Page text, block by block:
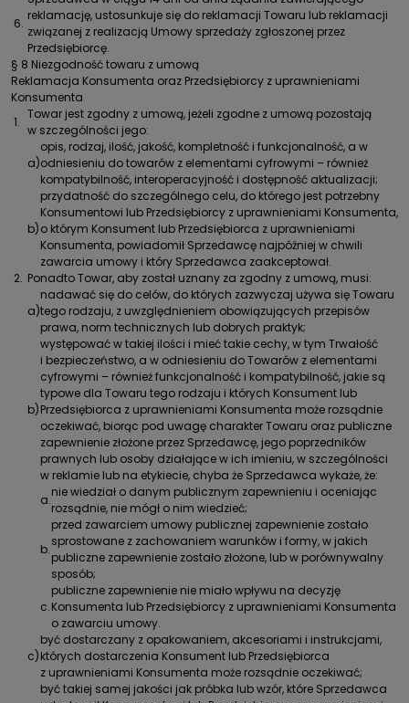
6.
reklamację, ustosunkuje się do reklamacji Towaru lub reklamacji
związanej z realizacją Umowy sprzedaży zgłoszonej przez
Przedsiębiorcę.
§ 8 Niezgodność towaru z umową
Reklamacja Konsumenta oraz Przedsiębiorcy z uprawnieniami
Konsumenta
1.
Towar jest zgodny z umową, jeżeli zgodne z umową pozostają
w szczególności jego:
a)
opis, rodzaj, ilość, jakość, kompletność i funkcjonalność, a w
odniesieniu do towarów z elementami cyfrowymi – również
kompatybilność, interoperacyjność i dostępność aktualizacji;
b)
przydatność do szczególnego celu, do którego jest potrzebny
Konsumentowi lub Przedsiębiorcy z uprawnieniami Konsumenta,
o którym Konsument lub Przedsiębiorca z uprawnieniami
Konsumenta, powiadomił Sprzedawcę najpóźniej w chwili
zawarcia umowy i który Sprzedawca zaakceptował.
2. Ponadto Towar, aby został uznany za zgodny z umową, musi:
a)
nadawać się do celów, do których zazwyczaj używa się Towaru
tego rodzaju, z uwzględnieniem obowiązujących przepisów
prawa, norm technicznych lub dobrych praktyk;
b)
występować w takiej ilości i mieć takie cechy, w tym Trwałość
i bezpieczeństwo, a w odniesieniu do Towarów z elementami
cyfrowymi – również funkcjonalność i kompatybilność, jakie są
typowe dla Towaru tego rodzaju i których Konsument lub
Przedsiębiorca z uprawnieniami Konsumenta może rozsądnie
oczekiwać, biorąc pod uwagę charakter Towaru oraz publiczne
zapewnienie złożone przez Sprzedawcę, jego poprzedników
prawnych lub osoby działające w ich imieniu, w szczególności
w reklamie lub na etykiecie, chyba że Sprzedawca wykaże, że:
a.
nie wiedział o danym publicznym zapewnieniu i oceniając
rozsądnie, nie mógł o nim wiedzieć;
b.
przed zawarciem umowy publicznej zapewnienie zostało
sprostowane z zachowaniem warunków i formy, w jakich
publiczne zapewnienie zostało złożone, lub w porównywalny
sposób;
c.
publiczne zapewnienie nie miało wpływu na decyzję
Konsumenta lub Przedsiębiorcy z uprawnieniami Konsumenta
o zawarciu umowy.
c)
być dostarczany z opakowaniem, akcesoriami i instrukcjami,
których dostarczenia Konsument lub Przedsiębiorca
z uprawnieniami Konsumenta może rozsądnie oczekiwać;
być takiej samej jakości jak próbka lub wzór, które Sprzedawca